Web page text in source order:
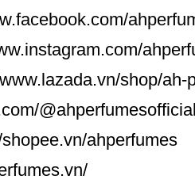
shop/ah-
ahperfumes